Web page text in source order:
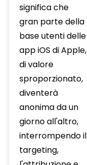
significa che
gran parte della
base utenti delle
app iOS di Apple,
di valore
sproporzionato,
diventerà
anonima da un
giorno all'altro,
interrompendo il
targeting,